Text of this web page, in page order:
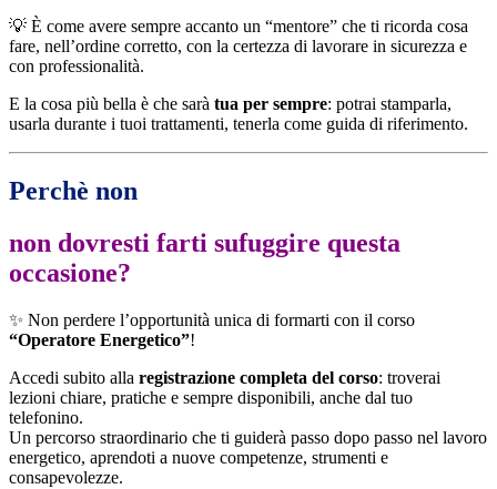
💡 È come avere sempre accanto un “mentore” che ti ricorda cosa
fare, nell’ordine corretto, con la certezza di lavorare in sicurezza e
con professionalità.
E la cosa più bella è che sarà tua per sempre: potrai stamparla,
usarla durante i tuoi trattamenti, tenerla come guida di riferimento.
Perchè non
non dovresti farti sufuggire questa
occasione?
✨ Non perdere l’opportunità unica di formarti con il corso
“Operatore Energetico”!
Accedi subito alla registrazione completa del corso: troverai
lezioni chiare, pratiche e sempre disponibili, anche dal tuo
telefonino.
Un percorso straordinario che ti guiderà passo dopo passo nel lavoro
energetico, aprendoti a nuove competenze, strumenti e
consapevolezze.